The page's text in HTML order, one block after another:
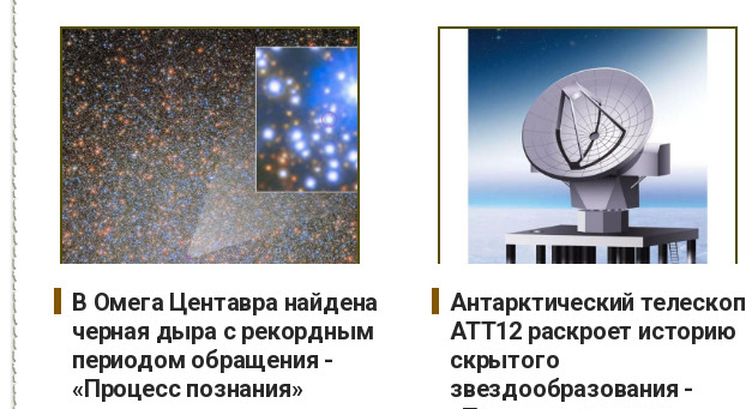
В Омега Центавра найдена
черная дыра с рекордным
периодом обращения -
«Процесс познания»
Антарктический телескоп
ATT12 раскроет историю
скрытого
звездообразования -